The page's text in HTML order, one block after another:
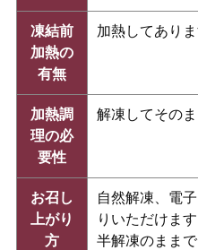
凍結前
加熱の
有無
加熱してあり
加熱調
理の必
要性
解凍してその
お召し
上がり
方
自然解凍、電
りいただけま
半解凍のまま